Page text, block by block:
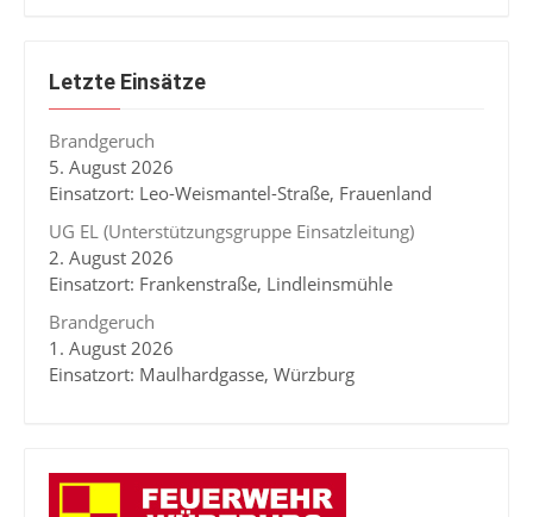
Letzte Einsätze
Brandgeruch
5. August 2026
Einsatzort: Leo-Weismantel-Straße, Frauenland
UG EL (Unterstützungsgruppe Einsatzleitung)
2. August 2026
Einsatzort: Frankenstraße, Lindleinsmühle
Brandgeruch
1. August 2026
Einsatzort: Maulhardgasse, Würzburg